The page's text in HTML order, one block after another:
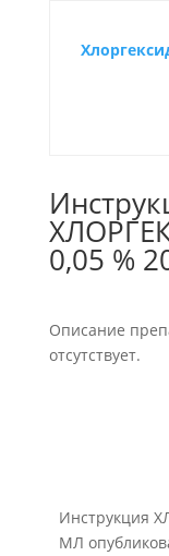
0,05 %
Описание
отсутствует.
Инструкция
МЛ